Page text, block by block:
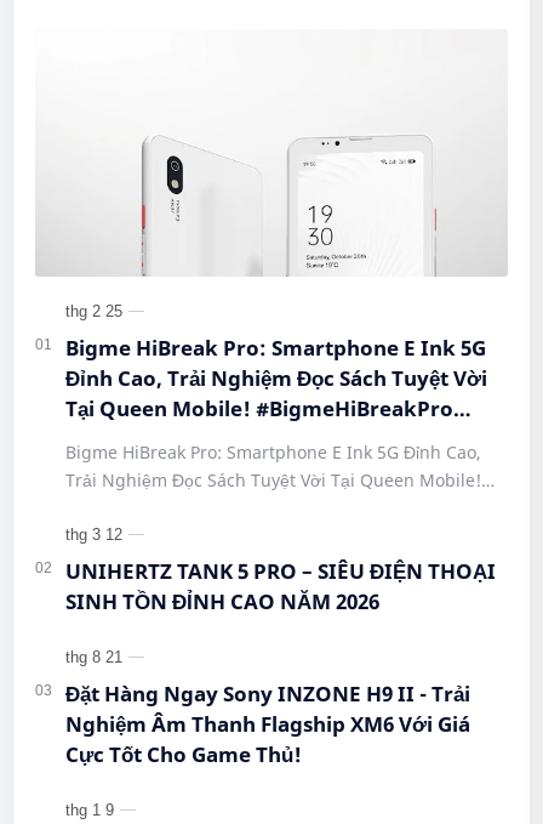
Bigme HiBreak Pro: Smartphone E Ink 5G
Đỉnh Cao, Trải Nghiệm Đọc Sách Tuyệt Vời
Tại Queen Mobile! #BigmeHiBreakPro
#SmartphoneEInk #QueenMobile
#HiBreakPro5G #DienThoaiDocSach
#CongNgheMoi #MuaSamThongMinh
#EInkPhone #5GSmartphone
Bigme HiBreak Pro: Smartphone E Ink 5G Đỉnh Cao,
Trải Nghiệm Đọc Sách Tuyệt Vời Tại Queen Mobile!
#Hi…
UNIHERTZ TANK 5 PRO – SIÊU ĐIỆN THOẠI
SINH TỒN ĐỈNH CAO NĂM 2026
Đặt Hàng Ngay Sony INZONE H9 II - Trải
Nghiệm Âm Thanh Flagship XM6 Với Giá
Cực Tốt Cho Game Thủ!